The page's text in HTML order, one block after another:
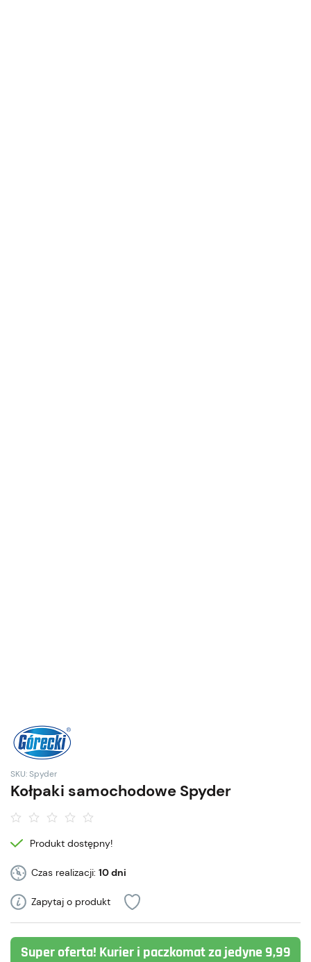
SKU: Spyder
Kołpaki samochodowe Spyder
Produkt dostępny!
Czas realizacji: 10 dni
Zapytaj o produkt
Super oferta! Kurier i paczkomat za jedyne 9,99